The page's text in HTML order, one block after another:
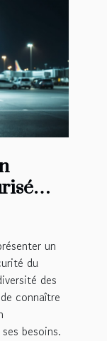
?
un
du
des
connaître
besoins.